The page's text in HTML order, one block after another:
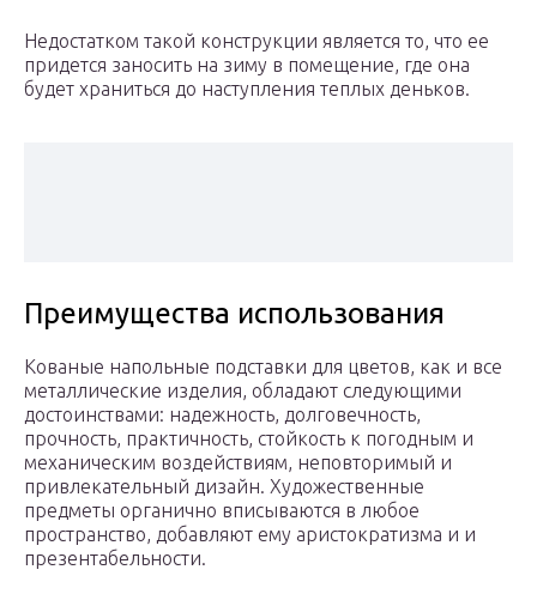
Недостатком такой конструкции является то, что ее
придется заносить на зиму в помещение, где она
будет храниться до наступления теплых деньков.
Преимущества использования
Кованые напольные подставки для цветов, как и все
металлические изделия, обладают следующими
достоинствами: надежность, долговечность,
прочность, практичность, стойкость к погодным и
механическим воздействиям, неповторимый и
привлекательный дизайн. Художественные
предметы органично вписываются в любое
пространство, добавляют ему аристократизма и и
презентабельности.